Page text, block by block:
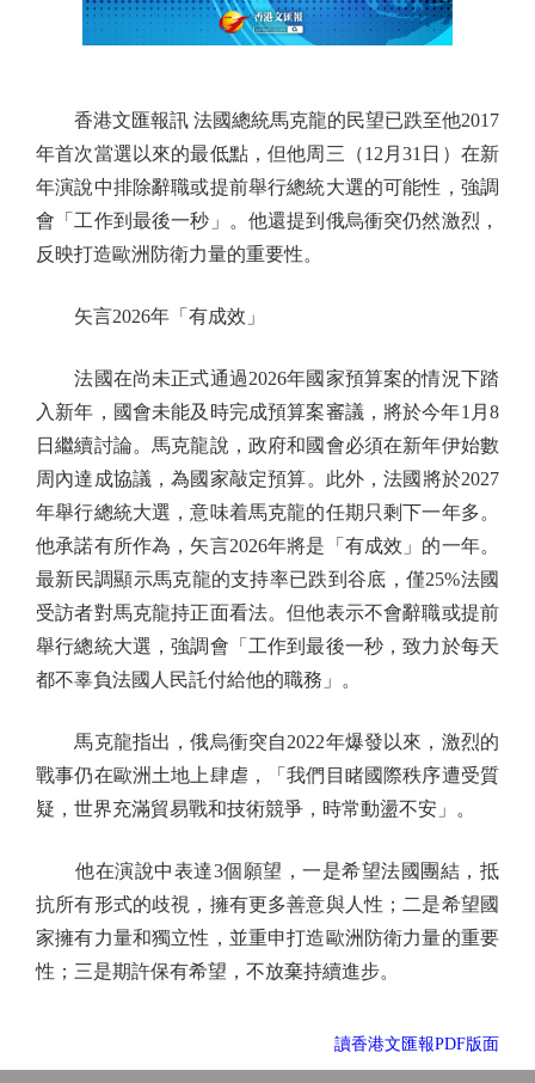
香港文匯報訊 法國總統馬克龍的民望已跌至他2017
年首次當選以來的最低點，但他周三（12月31日）在新
年演說中排除辭職或提前舉行總統大選的可能性，強調
會「工作到最後一秒」。他還提到俄烏衝突仍然激烈，
反映打造歐洲防衛力量的重要性。
矢言2026年「有成效」
法國在尚未正式通過2026年國家預算案的情況下踏
入新年，國會未能及時完成預算案審議，將於今年1月8
日繼續討論。馬克龍說，政府和國會必須在新年伊始數
周內達成協議，為國家敲定預算。此外，法國將於2027
年舉行總統大選，意味着馬克龍的任期只剩下一年多。
他承諾有所作為，矢言2026年將是「有成效」的一年。
最新民調顯示馬克龍的支持率已跌到谷底，僅25%法國
受訪者對馬克龍持正面看法。但他表示不會辭職或提前
舉行總統大選，強調會「工作到最後一秒，致力於每天
都不辜負法國人民託付給他的職務」。
馬克龍指出，俄烏衝突自2022年爆發以來，激烈的
戰事仍在歐洲土地上肆虐，「我們目睹國際秩序遭受質
疑，世界充滿貿易戰和技術競爭，時常動盪不安」。
他在演說中表達3個願望，一是希望法國團結，抵
抗所有形式的歧視，擁有更多善意與人性；二是希望國
家擁有力量和獨立性，並重申打造歐洲防衛力量的重要
性；三是期許保有希望，不放棄持續進步。
讀香港文匯報PDF版面